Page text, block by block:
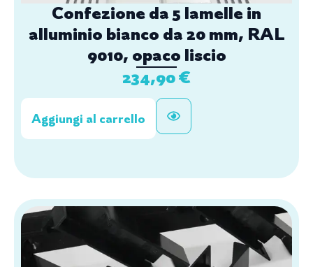
Confezione da 5 lamelle in
alluminio bianco da 20 mm, RAL
9010, opaco liscio
234,90€
Aggiungi al carrello